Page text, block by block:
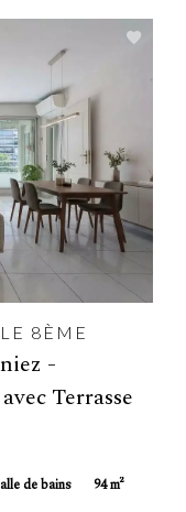
8ÈME
-
Terrasse
de bains 94 m²